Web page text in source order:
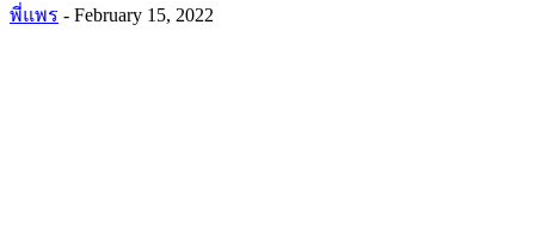
พี่แพร - February 15, 2022